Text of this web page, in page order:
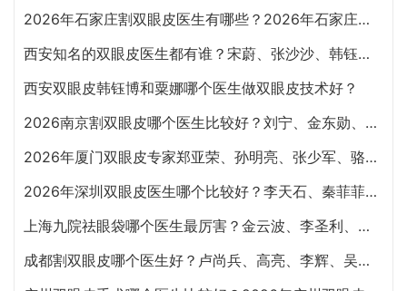
2026年石家庄割双眼皮医生有哪些？2026年石家庄双眼皮专家预约排行榜前十名大全
西安知名的双眼皮医生都有谁？宋蔚、张沙沙、韩钰博、王璇、张文军谁做双眼皮更好？
西安双眼皮韩钰博和粟娜哪个医生做双眼皮技术好？
2026南京割双眼皮哪个医生比较好？刘宁、金东勋、朱喆辰、丁洪如、孙宗良哪个最好？
2026年厦门双眼皮专家郑亚荣、孙明亮、张少军、骆新峰、张宏、陈运生哪个最好？
2026年深圳双眼皮医生哪个比较好？李天石、秦菲菲、朱武根、田芳斌、林登文哪个最好？
上海九院祛眼袋哪个医生最厉害？金云波、李圣利、苏薇洁、孙笛、高博闻祛眼袋技术谁好？
成都割双眼皮哪个医生好？卢尚兵、高亮、李辉、吴建、杨迪、雷蕾、李萍、虞冬梅谁好？